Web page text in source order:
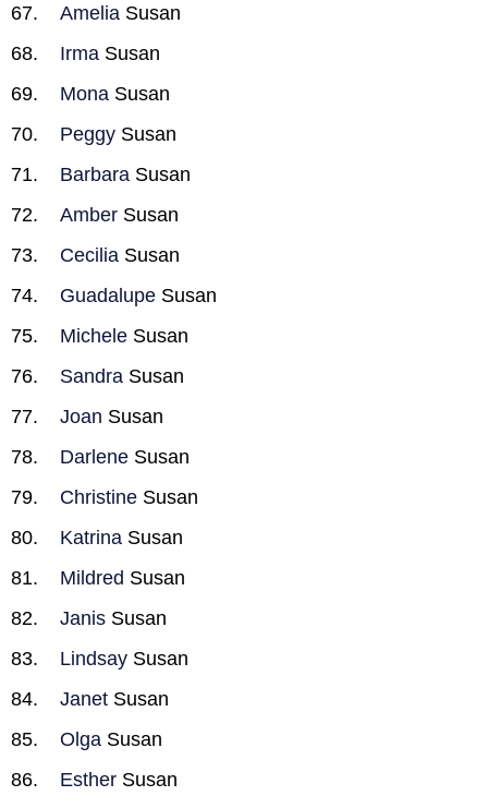
Amelia Susan
Irma Susan
Mona Susan
Peggy Susan
Barbara Susan
Amber Susan
Cecilia Susan
Guadalupe Susan
Michele Susan
Sandra Susan
Joan Susan
Darlene Susan
Christine Susan
Katrina Susan
Mildred Susan
Janis Susan
Lindsay Susan
Janet Susan
Olga Susan
Esther Susan